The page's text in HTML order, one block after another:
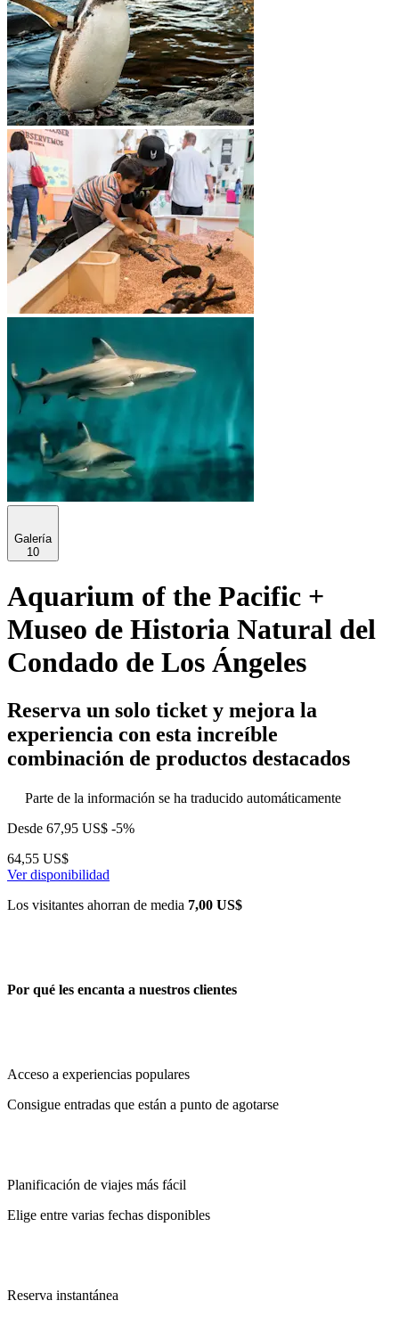
Galería
10
Aquarium of the Pacific +
Museo de Historia Natural del
Condado de Los Ángeles
Reserva un solo ticket y mejora la
experiencia con esta increíble
combinación de productos destacados
Parte de la información se ha traducido automáticamente
Desde 67,95 US$ -5%
64,55 US$
Ver disponibilidad
Los visitantes ahorran de media 7,00 US$
Por qué les encanta a nuestros clientes
Acceso a experiencias populares
Consigue entradas que están a punto de agotarse
Planificación de viajes más fácil
Elige entre varias fechas disponibles
Reserva instantánea